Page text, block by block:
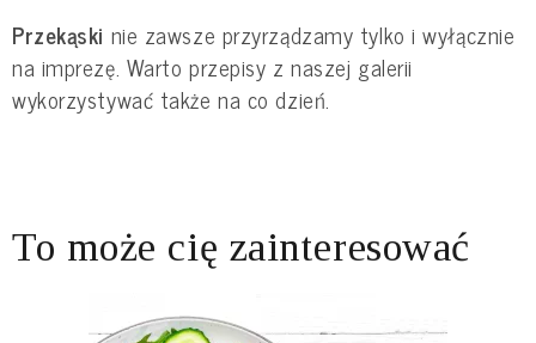
Przekąski nie zawsze przyrządzamy tylko i wyłącznie
na imprezę. Warto przepisy z naszej galerii
wykorzystywać także na co dzień.
To może cię zainteresować